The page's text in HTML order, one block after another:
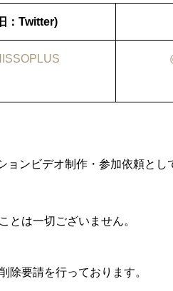
：Twitter)
ンビデオ制作・参加依頼とし
とは一切ございません。
除要請を行っております。